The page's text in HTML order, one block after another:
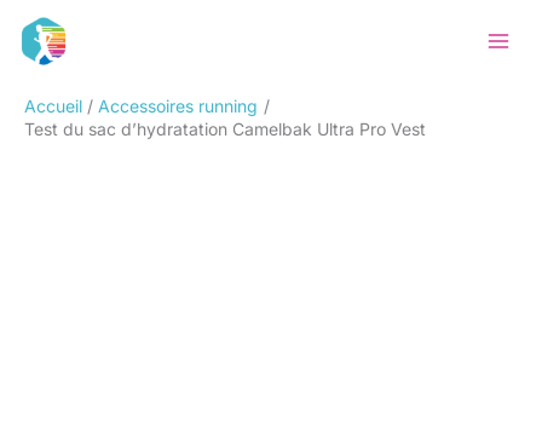
Accueil
Accessoires running
Test du sac d’hydratation Camelbak Ultra Pro Vest
Rechercher